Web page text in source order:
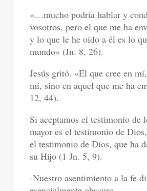
«…mucho podría hablar y
vosotros, pero el que me ha
y lo que le he oído a él es lo
mundo» (Jn. 8, 26).
Jesús gritó. «El que cree en
mí, sino en aquel que me ha
12, 44).
Si aceptamos el testimonio de
mayor es el testimonio de
el testimonio de Dios, que ha
su Hijo (1 Jn. 5, 9).
-Nuestro asentimiento a la fe